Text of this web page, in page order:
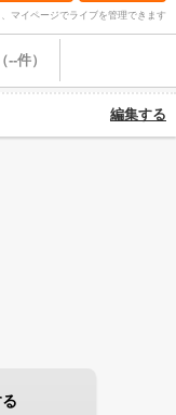
マイページでライブを管理できます
--件）
編集する